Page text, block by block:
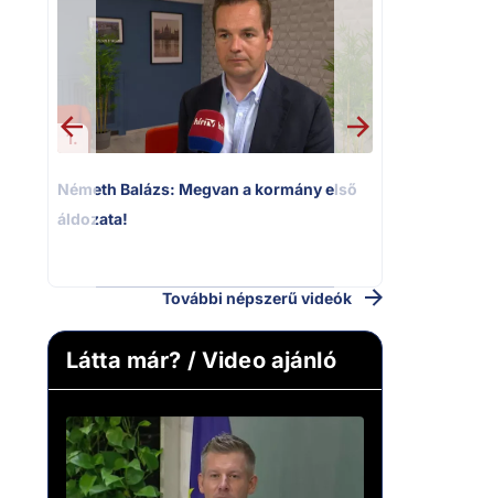
1.
Németh Balázs: Megvan a kormány első
áldozata!
További népszerű videók
Látta már? / Video ajánló